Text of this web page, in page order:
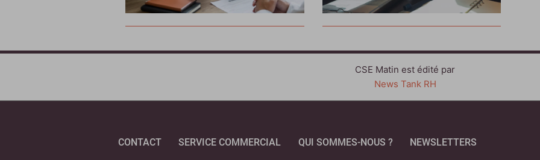
CSE Matin est édité par
News Tank RH
CONTACT SERVICE COMMERCIAL QUI SOMMES-NOUS ? NEWSLETTERS